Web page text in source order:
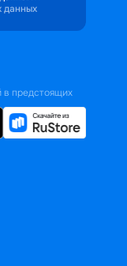
данных
в предстоящих